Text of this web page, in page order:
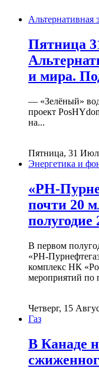
Альтернативная
Пятница
и мира.
— «Зелёный»
проект
на...
Пятница, 31
Энергетика и
«РН-
почти 20
полугодие
В первом
«РН-
комплекс НК
мероприятий по
Четверг, 15
Газ
В Канаде